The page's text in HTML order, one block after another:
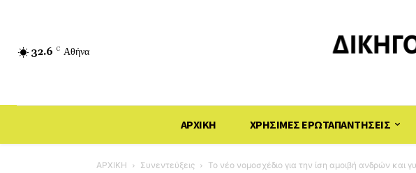
32.6 C Αθήνα
ΑΡΧΙΚΗ ΧΡΗΣΙΜΕΣ ΕΡΩΤΑΠΑΝΤΗΣΕΙΣ
ΑΡΧΙΚΗ Συνεντεύξεις Το νέο νομοσχέδιο για την ίση αμοιβή ανδρών και